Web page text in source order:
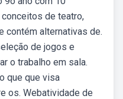
de teatro,
contém alternativas de.
de jogos e
o trabalho em sala.
que que visa
os. Webatividade de